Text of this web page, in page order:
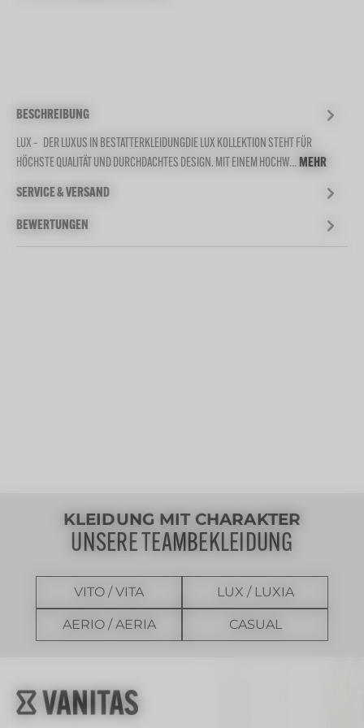
BESCHREIBUNG
LUX – DER LUXUS IN BESTATTERKLEIDUNGDIE LUX KOLLEKTION STEHT FÜR
HÖCHSTE QUALITÄT UND DURCHDACHTES DESIGN. MIT EINEM HOCHW…MEHR
SERVICE & VERSAND
BEWERTUNGEN
KLEIDUNG MIT CHARAKTER
UNSERE TEAMBEKLEIDUNG
VITO / VITA LUX / LUXIA
AERIO / AERIA CASUAL